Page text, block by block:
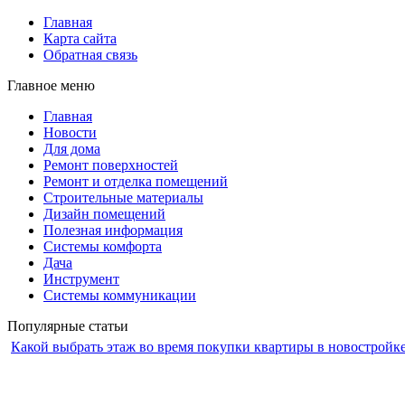
Главная
Карта сайта
Обратная связь
Главное меню
Главная
Новости
Для дома
Ремонт поверхностей
Ремонт и отделка помещений
Строительные материалы
Дизайн помещений
Полезная информация
Системы комфорта
Дача
Инструмент
Системы коммуникации
Популярные статьи
Какой выбрать этаж во время покупки квартиры в